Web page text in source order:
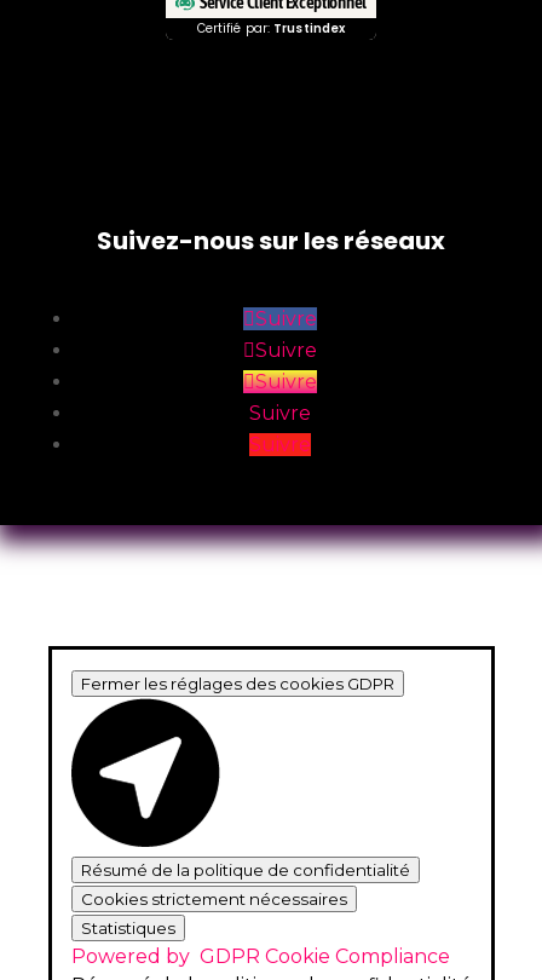
Certifié par: Trustindex
Suivez-nous sur les réseaux
Suivre
Suivre
Suivre
Suivre
Suivre
Fermer les réglages des cookies GDPR
Résumé de la politique de confidentialité
Cookies strictement nécessaires
Statistiques
Powered by GDPR Cookie Compliance